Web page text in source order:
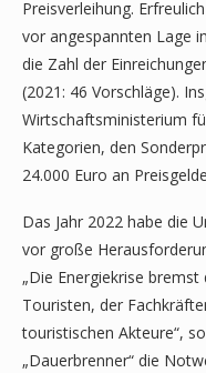
Preisverleihung.
vor angespannten Lage
die Zahl der
(2021: 46 Vorschläge).
Wirtschaftsministerium
Kategorien, den
24.000 Euro an
Das Jahr 2022 habe die
vor große
„Die Energiekrise
Touristen, der
touristischen Akteure“,
„Dauerbrenner“ die